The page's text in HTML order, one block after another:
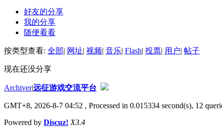
好友的分享
我的分享
随便看看
按类型查看: 全部| 网址| 视频| 音乐| Flash| 投票| 用户| 帖子
现在还没分享
Archiver|远征游戏交流平台
GMT+8, 2026-8-7 04:52 , Processed in 0.015334 second(s), 12
Powered by Discuz! X3.4